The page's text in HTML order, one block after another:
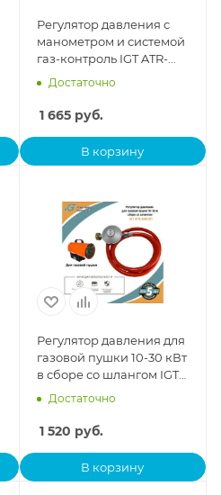
Регулятор давления с
манометром и системой
газ-контроль IGT ATR-
705Достаточно
1 665руб.
В корзину
Регулятор давления для
газовой пушки 10-30 кВт
в сборе со шлангом IGT
ATR-800 KIT
Достаточно
1 520 руб.
В корзину